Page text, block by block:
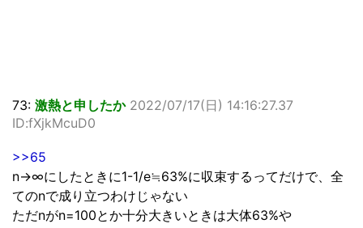
73: 激熱と申したか 2022/07/17(日) 14:16:27.37
ID:fXjkMcuD0
>>65
n→∞にしたときに1-1/e≒63%に収束するってだけで、全
てのnで成り立つわけじゃない
ただnがn=100とか十分大きいときは大体63%や